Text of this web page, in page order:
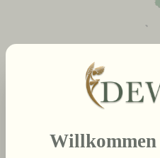
Produktgalerie
neue Produkte